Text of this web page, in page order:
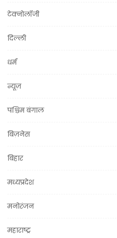
टेक्नोलॉजी
दिल्ली
धर्म
न्यूज़
पश्चिम बंगाल
बिज़नेस
बिहार
मध्यप्रदेश
मनोरंजन
महाराष्ट्र